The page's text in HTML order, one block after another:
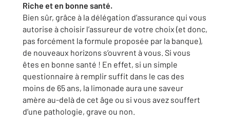
Riche et en bonne santé.
Bien sûr, grâce à la délégation d’assurance qui vous
autorise à choisir l’assureur de votre choix (et donc,
pas forcément la formule proposée par la banque),
de nouveaux horizons s’ouvrent à vous. Si vous
êtes en bonne santé ! En effet, si un simple
questionnaire à remplir suffit dans le cas des
moins de 65 ans, la limonade aura une saveur
amère au-delà de cet âge ou si vous avez souffert
d’une pathologie, grave ou non.